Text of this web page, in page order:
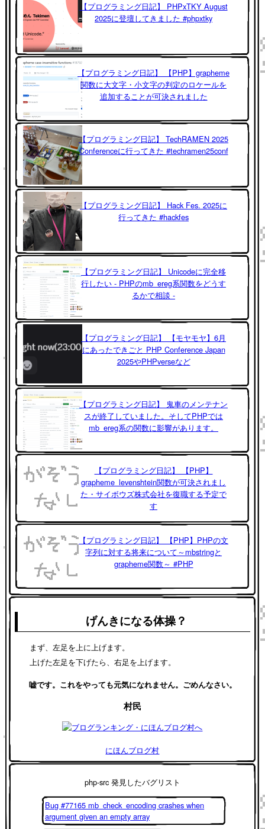
【プログラミング日記】 PHPxTKY August
2025に登壇してきました #phpxtky
【プログラミング日記】 【PHP】grapheme
関数に大文字・小文字の判定のロケールを
追加することが可決されました
【プログラミング日記】 TechRAMEN 2025
Conferenceに行ってきた #techramen25conf
【プログラミング日記】 Hack Fes. 2025に
行ってきた #hackfes
【プログラミング日記】 Unicodeに完全移
行したい - PHPのmb_ereg系関数をどうす
るかで相談 -
【プログラミング日記】 【モヤモヤ】6月
にあったできごと PHP Conference Japan
2025やPHPverseなど
【プログラミング日記】 鬼車のメンテナン
スが終了していました。そしてPHPでは
mb_ereg系の関数に影響があります。
【プログラミング日記】 【PHP】
grapheme_levenshtein関数が可決されまし
た・サイボウズ株式会社を復職する予定で
す
【プログラミング日記】 【PHP】PHPの文
字列に対する将来について～mbstringと
grapheme関数～ #PHP
げんきになる体操？
まず、左足を上に上げます。
上げた左足を下げたら、右足を上げます。
嘘です。これをやっても元気になれません。ごめんなさい。
村民
にほんブログ村
php-src 発見したバグリスト
Bug #77165 mb_check_encoding crashes when
argument given an empty array